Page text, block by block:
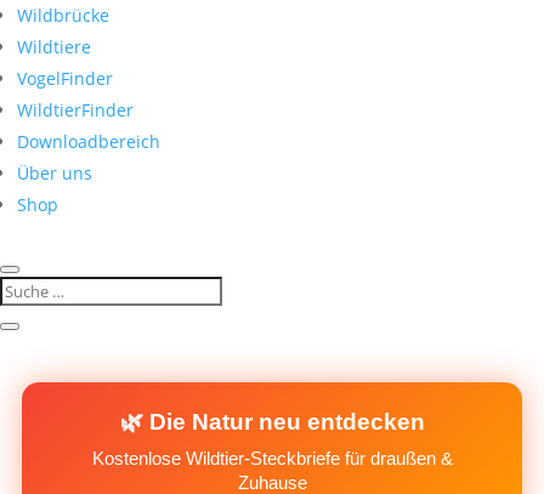
Wildbrücke
Wildtiere
VogelFinder
WildtierFinder
Downloadbereich
Über uns
Shop
🌿 Die Natur neu entdecken
Kostenlose Wildtier-Steckbriefe für draußen &
Zuhause